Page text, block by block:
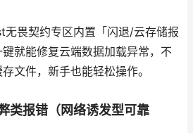
畏契约专区内置「闪退/云存储报
就能修复云端数据加载异常，不
文件，新手也能轻松操作。
类报错（网络诱发型可靠